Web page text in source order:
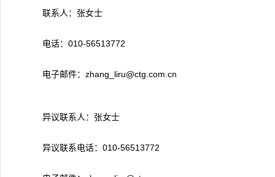
联系人：张女士
电话：010-56513772
电子邮件：zhang_liru@ctg.com.cn
异议联系人：张女士
异议联系电话：010-56513772